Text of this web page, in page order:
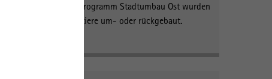
Einwohner. Mit dem Programm Stadtumbau Ost wurden
seinerzeit ganze Quartiere um- oder rückgebaut.